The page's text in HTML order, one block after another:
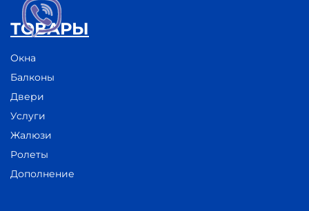
ТОВАРЫ
Окна
Балконы
Двери
Услуги
Жалюзи
Ролеты
Дополнение